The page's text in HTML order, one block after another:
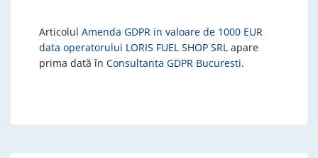
Articolul Amenda GDPR in valoare de 1000 EUR
data operatorului LORIS FUEL SHOP SRL apare
prima dată în Consultanta GDPR Bucuresti.